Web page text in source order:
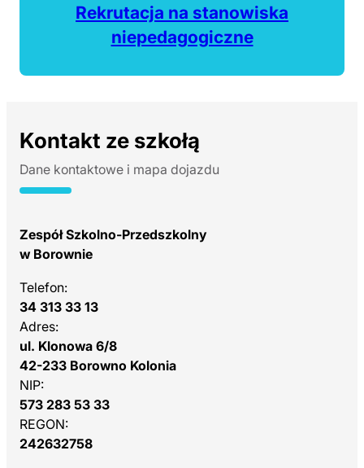
Rekrutacja na stanowiska
niepedagogiczne
Kontakt ze szkołą
Dane kontaktowe i mapa dojazdu
Zespół Szkolno-Przedszkolny
w Borownie
Telefon:
34 313 33 13
Adres:
ul. Klonowa 6/8
42-233 Borowno Kolonia
NIP:
573 283 53 33
REGON:
242632758